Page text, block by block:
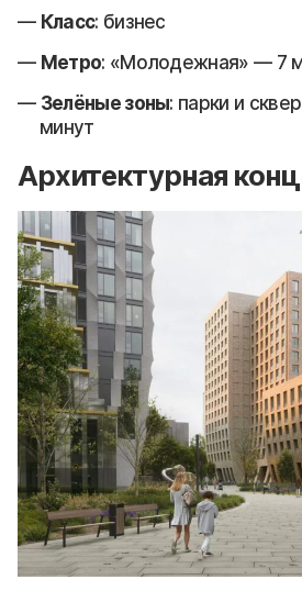
Класс: бизнес
Метро: «Молодежная» — 7
Зелёные зоны: парки и
минут
Архитектурная